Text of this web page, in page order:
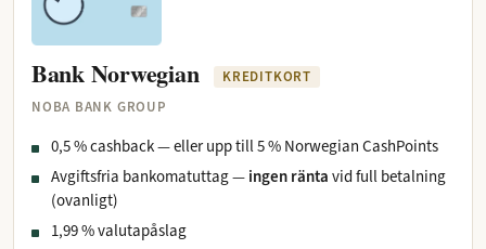
Bank Norwegian
KREDITKORT
NOBA BANK GROUP
0,5 % cashback — eller upp till 5 % Norwegian CashPoints
Avgiftsfria bankomatuttag — ingen ränta vid full betalning
(ovanligt)
1,99 % valutapåslag